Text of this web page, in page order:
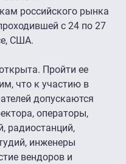
российского рынка
с 24 по 27
США.
Пройти ее
что к участию в
допускаются
операторы,
радиостанций,
инженеры
вендоров и